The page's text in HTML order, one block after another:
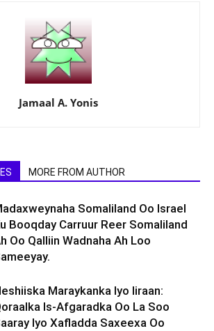
Jamaal A. Yonis
MORE FROM AUTHOR
Somaliland Oo Israel
Booqday Carruur Reer Somaliland
Oo Qalliin Wadnaha Ah Loo
Maraykanka Iyo Iiraan:
Is-Afgaradka Oo La Soo
Iyo Xafladda Saxeexa Oo